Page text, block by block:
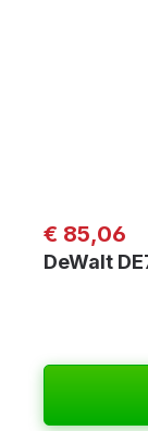
Regulärer
€ 85,06
DeWalt